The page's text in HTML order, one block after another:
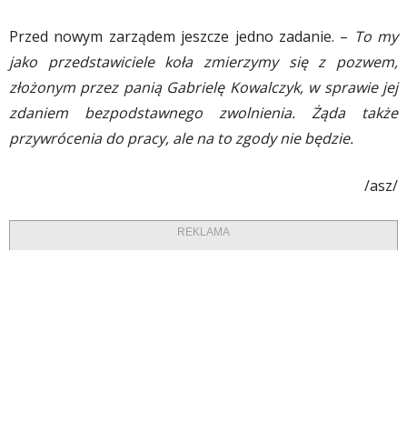
Przed nowym zarządem jeszcze jedno zadanie. – To my
jako przedstawiciele koła zmierzymy się z pozwem,
złożonym przez panią Gabrielę Kowalczyk, w sprawie jej
zdaniem bezpodstawnego zwolnienia. Żąda także
przywrócenia do pracy, ale na to zgody nie będzie.
/asz/
REKLAMA